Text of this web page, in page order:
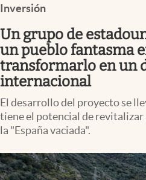
Inversión
Un grupo de
un pueblo fantasma
transformarlo en un
internacional
El desarrollo del proyecto se
tiene el potencial de
la "España vaciada".